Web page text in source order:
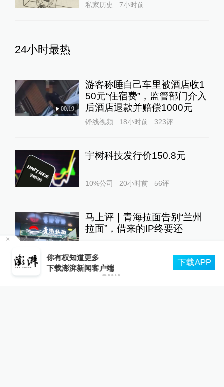
私家历史 7小时前
24小时最热
00:19
游客称睡自己车里被酒店收1
50元“住宿费”，监管部门介入
后酒店退款并赔偿1000元
锋线视频 18小时前 323评
宇树科技发行价150.8元
10%公司 20小时前 56评
马上评｜青海拉面告别“兰州
拉面”，借来的IP终要还
泸溪河发布“桃酥现金属牙
你有权知道更多
下载澎湃新闻客户端
下载APP